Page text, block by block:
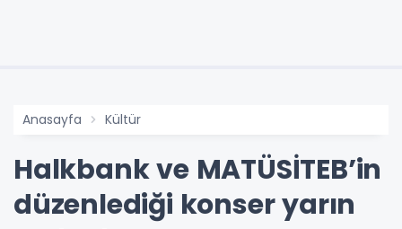
Anasayfa Kültür
Halkbank ve MATÜSİTEB’in
düzenlediği konser yarın